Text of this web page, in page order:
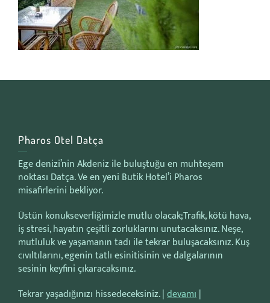
Pharos Otel Datça
Ege denizi’nin Akdeniz ile buluştuğu en muhteşem
noktası Datça. Ve en yeni Butik Hotel’i Pharos
misafirlerini bekliyor.
Üstün konukseverliğimizle mutlu olacak;Trafik, kötü hava,
iş stresi, hayatın çeşitli zorluklarını unutacaksınız. Neşe,
mutluluk ve yaşamanın tadı ile tekrar buluşacaksınız. Kuş
cıvıltılarını, egenin tatlı esinitisinin ve dalgalarının
sesinin keyfini çıkaracaksınız.
Tekrar yaşadığınızı hissedeceksiniz. |devamı|